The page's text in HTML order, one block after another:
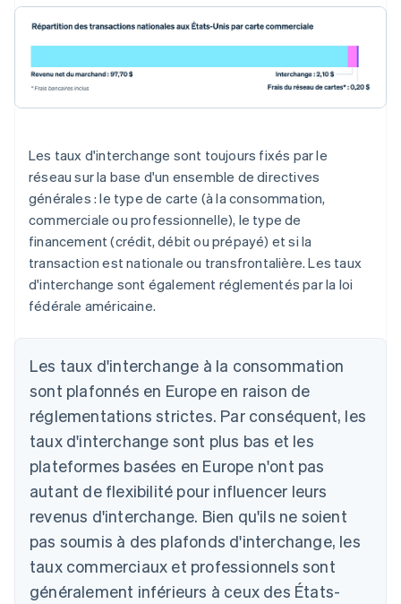
Les taux d'interchange sont toujours fixés par le
réseau sur la base d'un ensemble de directives
générales : le type de carte (à la consommation,
commerciale ou professionnelle), le type de
financement (crédit, débit ou prépayé) et si la
transaction est nationale ou transfrontalière. Les taux
d'interchange sont également réglementés par la loi
fédérale américaine.
Les taux d'interchange à la consommation
sont plafonnés en Europe en raison de
réglementations strictes. Par conséquent, les
taux d'interchange sont plus bas et les
plateformes basées en Europe n'ont pas
autant de flexibilité pour influencer leurs
revenus d'interchange. Bien qu'ils ne soient
pas soumis à des plafonds d'interchange, les
taux commerciaux et professionnels sont
généralement inférieurs à ceux des États-